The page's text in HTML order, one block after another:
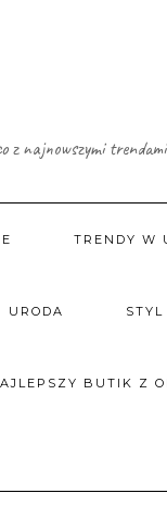
najnowszymi trendami
TRENDY W
URODA
BUTIK Z